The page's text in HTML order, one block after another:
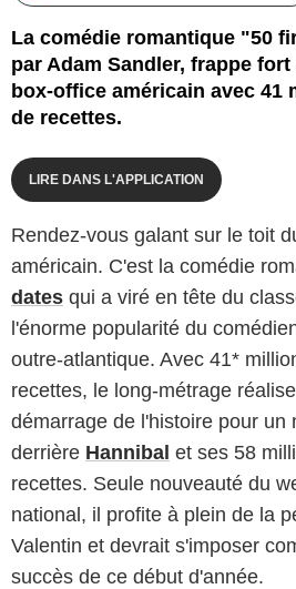
La comédie romantique "50
par Adam Sandler, frappe
box-office américain avec 41
de recettes.
LIRE DANS L'APPLICATION
Rendez-vous galant sur le toit
américain. C'est la comédie
dates qui a viré en tête du
l'énorme popularité du
outre-atlantique. Avec 41*
recettes, le long-métrage
démarrage de l'histoire pour un
derrière Hannibal et ses 58
recettes. Seule nouveauté du
national, il profite à plein de la
Valentin et devrait s'imposer
succès de ce début d'année.